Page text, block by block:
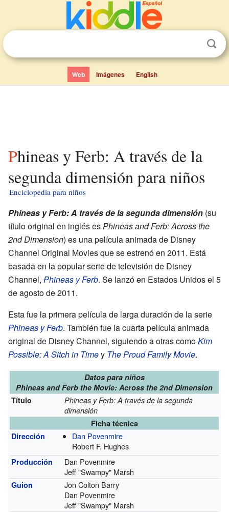
Web Imágenes English
Phineas y Ferb: A través de la
segunda dimensión para niños
Enciclopedia para niños
Phineas y Ferb: A través de la segunda dimensión (su
título original en inglés esPhineas and Ferb: Across the
2nd Dimension) es una película animada de Disney
Channel Original Movies que se estrenó en 2011. Está
basada en la popular serie de televisión de Disney
Channel, Phineas y Ferb. Se lanzó en Estados Unidos el 5
de agosto de 2011.
Esta fue la primera película de larga duración de la serie
Phineas y Ferb. También fue la cuarta película animada
original de Disney Channel, siguiendo a otras comoKim
Possible: A Sitch in Timey The Proud Family Movie.
Datos para niños
Phineas and Ferb the Movie: Across the 2nd Dimension
Título
Phineas y Ferb: A través de la segunda
dimensión
Ficha técnica
Dirección
Dan Povenmire
Robert F. Hughes
Producción
Dan Povenmire
Jeff "Swampy" Marsh
Guion
Jon Colton Barry
Dan Povenmire
Jeff "Swampy" Marsh